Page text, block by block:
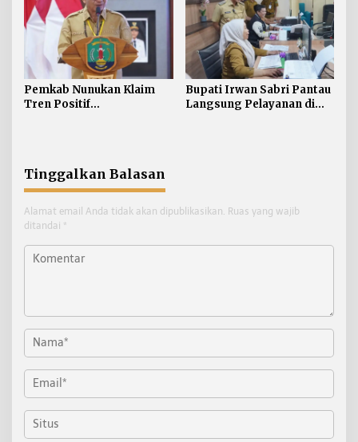
Pemkab Nunukan Klaim
Tren Positif
Bupati Irwan Sabri Pantau
Langsung Pelayanan di
Tinggalkan Balasan
Alamat email Anda tidak akan dipublikasikan. Ruas yang wajib
ditandai *